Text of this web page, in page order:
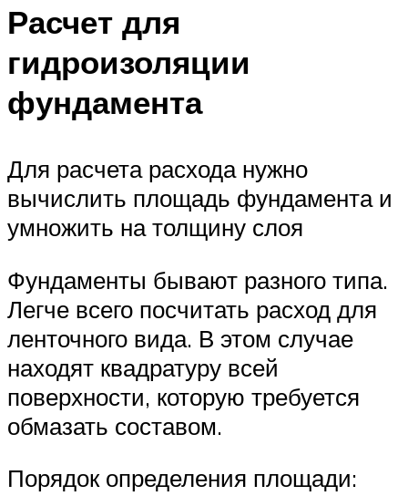
Расчет для
гидроизоляции
фундамента
Для расчета расхода нужно
вычислить площадь фундамента и
умножить на толщину слоя
Фундаменты бывают разного типа.
Легче всего посчитать расход для
ленточного вида. В этом случае
находят квадратуру всей
поверхности, которую требуется
обмазать составом.
Порядок определения площади: